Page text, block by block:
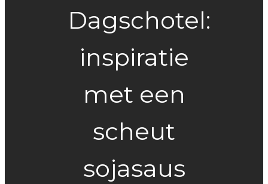
Dagschotel:
inspiratie
met een
scheut
sojasaus